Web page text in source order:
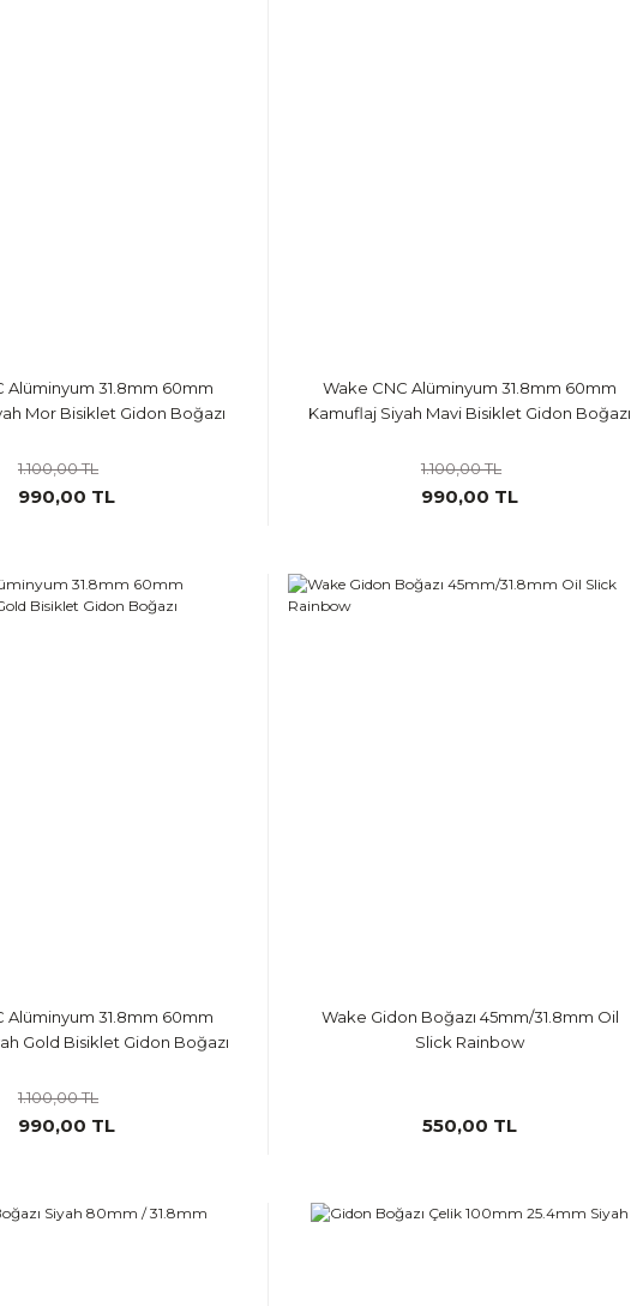
Alüminyum 31.8mm 60mm
Mor Bisiklet Gidon Boğazı
1.100,00 TL
990,00 TL
Wake CNC Alüminyum 31.8mm 60mm
Kamuflaj Siyah Mavi Bisiklet Gidon Boğazı
1.100,00 TL
990,00 TL
Alüminyum 31.8mm 60mm
Gold Bisiklet Gidon Boğazı
1.100,00 TL
990,00 TL
Wake Gidon Boğazı 45mm/31.8mm Oil
Slick Rainbow
550,00 TL